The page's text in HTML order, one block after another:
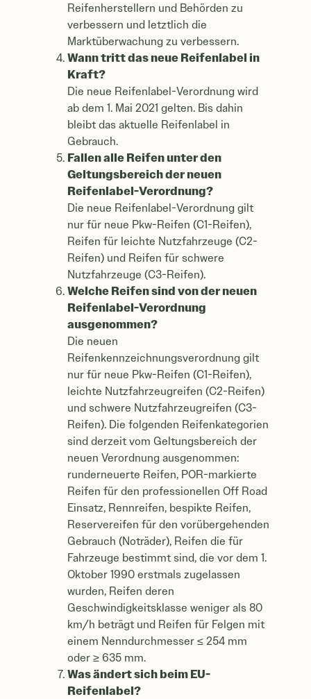
Reifenherstellern und Behörden zu
verbessern und letztlich die
Marktüberwachung zu verbessern.
Wann tritt das neue Reifenlabel in
Kraft?
Die neue Reifenlabel-Verordnung wird
ab dem 1. Mai 2021 gelten. Bis dahin
bleibt das aktuelle Reifenlabel in
Gebrauch.
Fallen alle Reifen unter den
Geltungsbereich der neuen
Reifenlabel-Verordnung?
Die neue Reifenlabel-Verordnung gilt
nur für neue Pkw-Reifen (C1-Reifen),
Reifen für leichte Nutzfahrzeuge (C2-
Reifen) und Reifen für schwere
Nutzfahrzeuge (C3-Reifen).
Welche Reifen sind von der neuen
Reifenlabel-Verordnung
ausgenommen?
Die neuen
Reifenkennzeichnungsverordnung gilt
nur für neue Pkw-Reifen (C1-Reifen),
leichte Nutzfahrzeugreifen (C2-Reifen)
und schwere Nutzfahrzeugreifen (C3-
Reifen). Die folgenden Reifenkategorien
sind derzeit vom Geltungsbereich der
neuen Verordnung ausgenommen:
runderneuerte Reifen, POR-markierte
Reifen für den professionellen Off Road
Einsatz, Rennreifen, bespikte Reifen,
Reservereifen für den vorübergehenden
Gebrauch (Noträder), Reifen die für
Fahrzeuge bestimmt sind, die vor dem 1.
Oktober 1990 erstmals zugelassen
wurden, Reifen deren
Geschwindigkeitsklasse weniger als 80
km/h beträgt und Reifen für Felgen mit
einem Nenndurchmesser ≤ 254 mm
oder ≥ 635 mm.
Was ändert sich beim EU-
Reifenlabel?